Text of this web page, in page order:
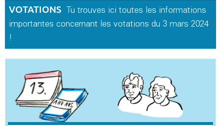
VOTATIONS
Tu trouves ici toutes les informations
importantes concernant les votations du 3 mars 2024
!